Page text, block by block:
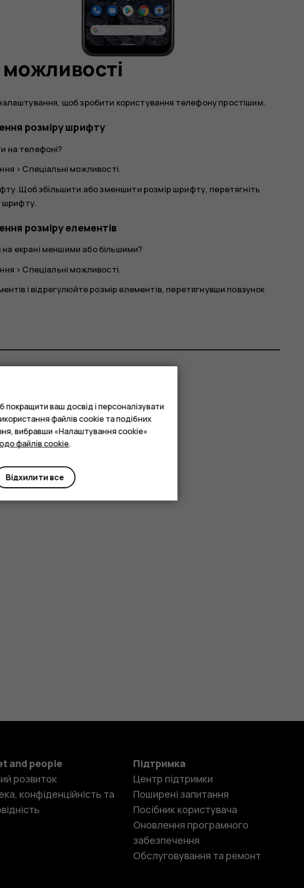
щоб зробити користування телефону простішим.
розміру шрифту
на телефоні?
> Спеціальні можливості.
. Щоб збільшити або зменшити розмір шрифту, перетягніть
шрифту.
розміру елементів
екрані меншими або більшими?
> Спеціальні можливості.
і відрегулюйте розмір елементів, перетягнувши повзунок
and people
розвиток
конфіденційність та
Підтримка
Центр підтримки
Поширені запитання
Посібник користувача
Оновлення програмного
забезпечення
Обслуговування та ремонт
ваш досвід і персоналізувати
файлів cookie та подібних
вибравши «Налаштування cookie»
файлів cookie.
Відхилити все